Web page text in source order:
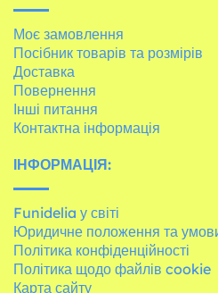
Моє замовлення
Посібник товарів та розмірів
Доставка
Повернення
Інші питання
Контактна інформація
ІНФОРМАЦІЯ:
Funidelia у світі
Юридичне положення та
Політика конфіденційності
Політика щодо файлів cookie
Карта сайту